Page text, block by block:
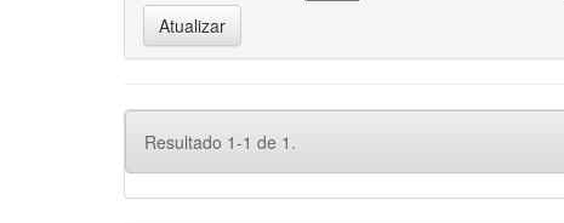
Resultado 1-1 de 1.